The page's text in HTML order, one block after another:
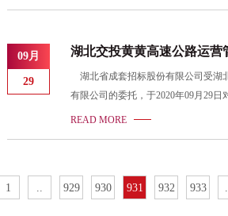
教设备制造有限公司 中标价：23.05万元 税率：13% 2、第二标包
(机器人实验台采购) 第一中标人：上海坤大信息技术有限公司 中标
价：50.98万元 税率：13%
09月
29
湖北交投黄黄高速公路运营
及电池组更换项目成交公告
湖北省成套招标股份有限公司受湖
有限公司的委托，于2020年09月29日
营管理有限公司麻城东、红安、鄂东
项目名称：湖北交投黄黄高速公路运
安、鄂东所UPS及电池组更换项目 文件发售时间：2020年09月23日
READ MORE
1 .. 929 930 931 932 933